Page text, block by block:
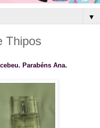
▼
Thipos
Parabéns Ana.